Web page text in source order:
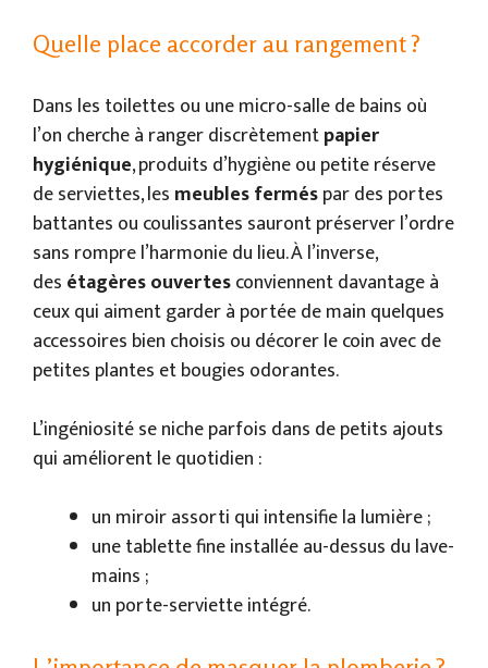
Quelle place accorder au rangement ?
Dans les toilettes ou une micro-salle de bains où
l’on cherche à ranger discrètementpapier
hygiénique, produits d’hygiène ou petite réserve
de serviettes, les meubles ferméspar des portes
battantes ou coulissantes sauront préserver l’ordre
sans rompre l’harmonie du lieu. À l’inverse,
des étagères ouvertesconviennent davantage à
ceux qui aiment garder à portée de main quelques
accessoires bien choisis ou décorer le coin avec de
petites plantes et bougies odorantes.
L’ingéniosité se niche parfois dans de petits ajouts
qui améliorent le quotidien :
un miroir assorti qui intensifie la lumière ;
une tablette fine installée au-dessus du lave-
mains ;
un porte-serviette intégré.